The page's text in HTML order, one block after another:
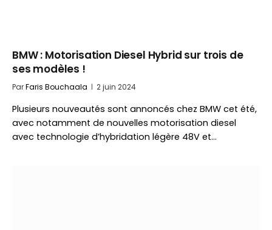
BMW : Motorisation Diesel Hybrid sur trois de
ses modèles !
ParFaris Bouchaala 2 juin 2024
Plusieurs nouveautés sont annoncés chez BMW cet été,
avec notamment de nouvelles motorisation diesel
avec technologie d’hybridation légère 48V et…